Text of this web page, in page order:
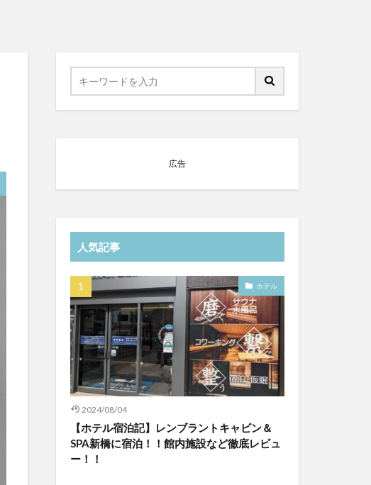
広告
人気記事
ホテル
2024/08/04
【ホテル宿泊記】レンブラントキャビン＆
SPA新橋に宿泊！！館内施設など徹底レビュ
ー！！